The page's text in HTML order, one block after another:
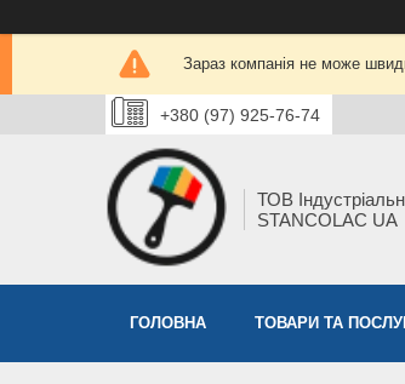
Зараз компанія не може
+380 (97) 925-76-74
ТОВ
STANCOLAC UA
ГОЛОВНА ТОВАРИ ТА